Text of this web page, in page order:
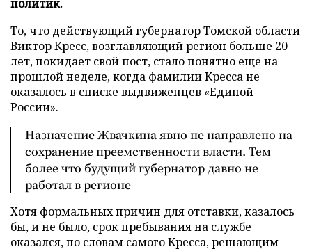
политик.
То, что действующий губернатор Томской области
Виктор Кресс, возглавляющий регион больше 20
лет, покидает свой пост, стало понятно еще на
прошлой неделе, когда фамилии Кресса не
оказалось в списке выдвиженцев «Единой
России».
Назначение Жвачкина явно не направлено на
сохранение преемственности власти. Тем
более что будущий губернатор давно не
работал в регионе
Хотя формальных причин для отставки, казалось
бы, и не было, срок пребывания на службе
оказался, по словам самого Кресса, решающим